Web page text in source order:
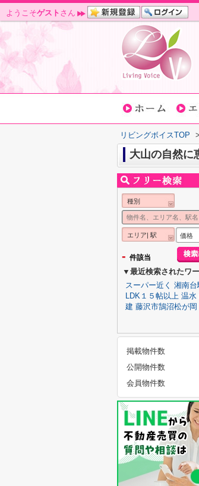
ようこそゲスト さん
リビングボイスTOP >
大山の自然に
種別
エリア| 駅 価格
- 件該当
▼最近検索されたワ
スーパー近く 湘南台
LDK１５帖以上 温水
建 藤沢市鵠沼松が岡
掲載物件数
公開物件数
会員物件数